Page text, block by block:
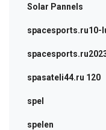
Solar Pannels
spacesports.ru10-
spasateli44.ru 120
spel
spelen